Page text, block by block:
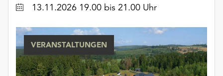
Datum13.11.2026 19.00 bis 21.00 Uhr
VERANSTALTUNGEN